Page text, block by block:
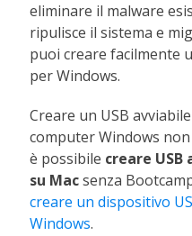
eliminare il malware
ripulisce il sistema e
puoi creare facilmente
per Windows.
Creare un USB
computer Windows
è possibile creare USB
su Macsenza
creare un dispositivo
Windows.